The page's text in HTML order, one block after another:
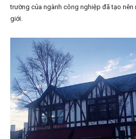
trường của ngành công nghiệp đã tạo nên
giới.